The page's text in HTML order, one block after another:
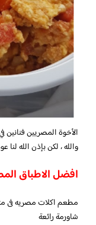
الأخوة المصريين فنانين
والله ، لكن بإذن الله لنا
افضل الاطباق
مطعم اكلات مصريه فى
شاورمة رائعة